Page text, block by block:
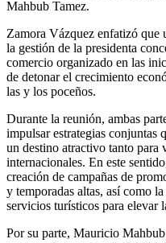
Mahbub Tamez.
Zamora Vázquez enfatizó que
la gestión de la presidenta
comercio organizado en las
de detonar el crecimiento
las y los poceños.
Durante la reunión, ambas
impulsar estrategias conjuntas
un destino atractivo tanto para
internacionales. En este
creación de campañas de
y temporadas altas, así como
servicios turísticos para elevar
Por su parte, Mauricio